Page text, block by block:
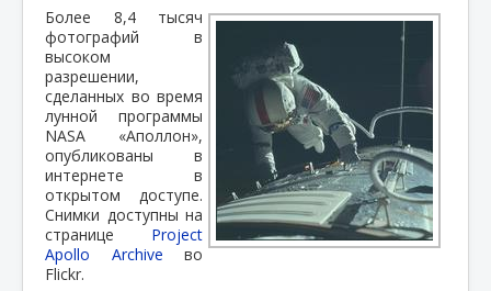
Более 8,4 тысяч
фотографий в
высоком
разрешении,
сделанных во время
лунной программы
NASA «Аполлон»,
опубликованы в
интернете в
открытом доступе.
Снимки доступны на
странице Project
Apollo Archive во
Flickr.